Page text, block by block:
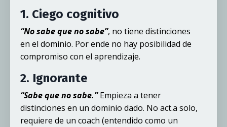
1. Ciego cognitivo
“No sabe que no sabe”, no tiene distinciones
en el dominio. Por ende no hay posibilidad de
compromiso con el aprendizaje.
2. Ignorante
“Sabe que no sabe.”Empieza a tener
distinciones en un dominio dado. No act.a solo,
requiere de un coach (entendido como un